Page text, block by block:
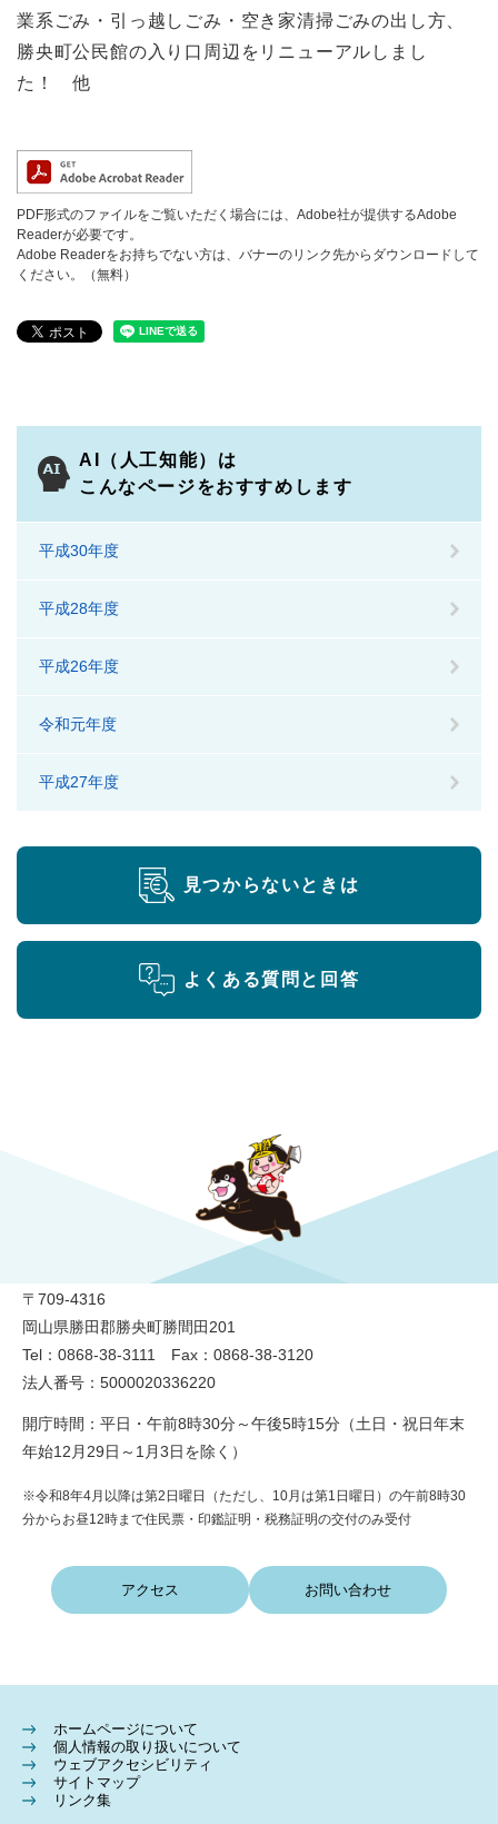
業系ごみ・引っ越しごみ・空き家清掃ごみの出し方、
勝央町公民館の入り口周辺をリニューアルしまし
た！ 他
PDF形式のファイルをご覧いただく場合には、Adobe社が提供するAdobe
Readerが必要です。
Adobe Readerをお持ちでない方は、バナーのリンク先からダウンロードして
ください。（無料）
AI（人工知能）は
こんなページをおすすめします
平成30年度
平成28年度
平成26年度
令和元年度
平成27年度
見つからないときは
よくある質問と回答
〒709-4316
岡山県勝田郡勝央町勝間田201
Tel：0868-38-3111 Fax：0868-38-3120
法人番号：5000020336220
開庁時間：平日・午前8時30分～午後5時15分（土日・祝日年末
年始12月29日～1月3日を除く）
※令和8年4月以降は第2日曜日（ただし、10月は第1日曜日）の午前8時30
分からお昼12時まで住民票・印鑑証明・税務証明の交付のみ受付
アクセス お問い合わせ
ホームページについて
個人情報の取り扱いについて
ウェブアクセシビリティ
サイトマップ
リンク集